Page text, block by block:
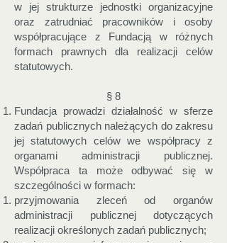
w jej strukturze jednostki organizacyjne
oraz zatrudniać pracowników i osoby
współpracujące z Fundacją w różnych
formach prawnych dla realizacji celów
statutowych.
§ 8
Fundacja prowadzi działalność w sferze
zadań publicznych należących do zakresu
jej statutowych celów we współpracy z
organami administracji publicznej.
Współpraca ta może odbywać się w
szczególności w formach:
przyjmowania zleceń od organów
administracji publicznej dotyczących
realizacji określonych zadań publicznych;